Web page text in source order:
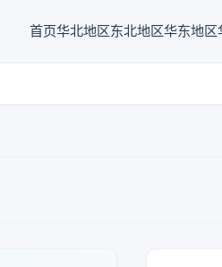
首页华北地区东北地区华东地区